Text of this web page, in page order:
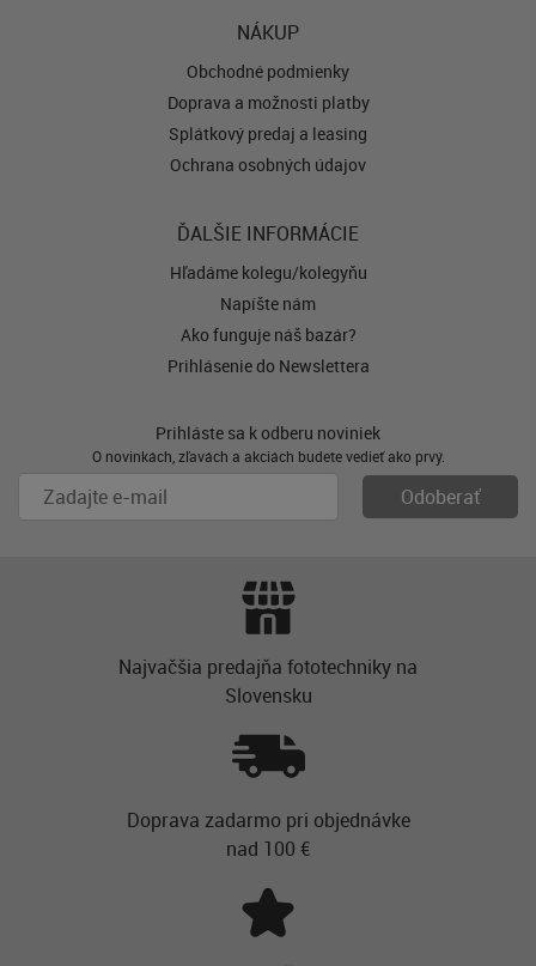
NÁKUP
Obchodné podmienky
Doprava a možnosti platby
Splátkový predaj a leasing
Ochrana osobných údajov
ĎALŠIE INFORMÁCIE
Hľadáme kolegu/kolegyňu
Napíšte nám
Ako funguje náš bazár?
Prihlásenie do Newslettera
Prihláste sa k odberu noviniek
O novinkách, zľavách a akciách budete vedieť ako prvý.
Najvačšia predajňa fototechniky na
Slovensku
Doprava zadarmo pri objednávke
nad 100 €